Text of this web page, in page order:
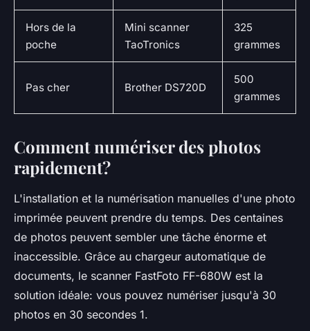
Hors de la
poche
Mini scanner
TaoTronics
325
grammes
Pas cher Brother DS720D
500
grammes
Comment numériser des photos
rapidement?
L'installation et la numérisation manuelles d'une photo
imprimée peuvent prendre du temps. Des centaines
de photos peuvent sembler une tâche énorme et
inaccessible. Grâce au chargeur automatique de
documents, le scanner FastFoto FF-680W est la
solution idéale: vous pouvez numériser jusqu'à 30
photos en 30 secondes 1.